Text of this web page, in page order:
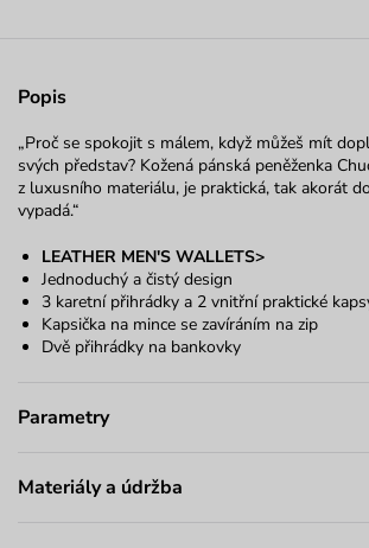
Popis
„Proč se spokojit s málem, když můžeš mít
svých představ? Kožená pánská peněženka
z luxusního materiálu, je praktická, tak akorát
vypadá.“
LEATHER MEN'S WALLETS>
Jednoduchý a čistý design
3 karetní přihrádky a 2 vnitřní praktické
Kapsička na mince se zavíráním na zip
Dvě přihrádky na bankovky
Parametry
Materiály a údržba